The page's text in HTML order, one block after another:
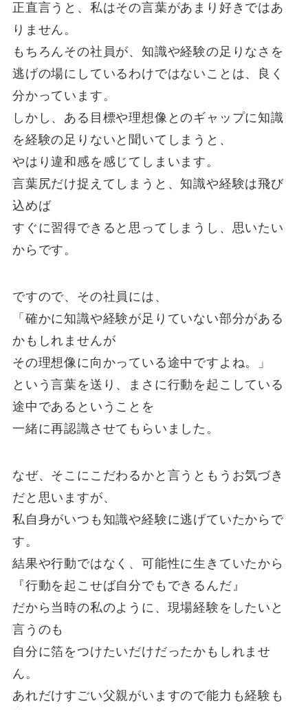
正直言うと、私はその言葉があまり好きではあ
りません。
もちろんその社員が、知識や経験の足りなさを
逃げの場にしているわけではないことは、良く
分かっています。
しかし、ある目標や理想像とのギャップに知識
を経験の足りないと聞いてしまうと、
やはり違和感を感じてしまいます。
言葉尻だけ捉えてしまうと、知識や経験は飛び
込めば
すぐに習得できると思ってしまうし、思いたい
からです。
ですので、その社員には、
「確かに知識や経験が足りていない部分がある
かもしれませんが
その理想像に向かっている途中ですよね。」
という言葉を送り、まさに行動を起こしている
途中であるということを
一緒に再認識させてもらいました。
なぜ、そこにこだわるかと言うともうお気づき
だと思いますが、
私自身がいつも知識や経験に逃げていたからで
す。
結果や行動ではなく、可能性に生きていたから
『行動を起こせば自分でもできるんだ』
だから当時の私のように、現場経験をしたいと
言うのも
自分に箔をつけたいだけだったかもしれませ
ん。
あれだけすごい父親がいますので能力も経験も